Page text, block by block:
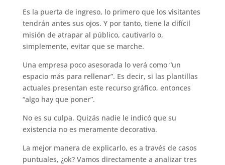
Es la puerta de ingreso, lo primero que los visitantes
tendrán antes sus ojos. Y por tanto, tiene la difícil
misión de atrapar al público, cautivarlo o,
simplemente, evitar que se marche.
Una empresa poco asesorada lo verá como “un
espacio más para rellenar”. Es decir, si las plantillas
actuales presentan este recurso gráfico, entonces
“algo hay que poner”.
No es su culpa. Quizás nadie le indicó que su
existencia no es meramente decorativa.
La mejor manera de explicarlo, es a través de casos
puntuales, ¿ok? Vamos directamente a analizar tres